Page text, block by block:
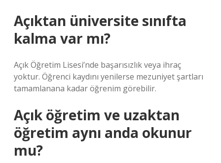
Açıktan üniversite sınıfta
kalma var mı?
Açık Öğretim Lisesi’nde başarısızlık veya ihraç
yoktur. Öğrenci kaydını yenilerse mezuniyet şartları
tamamlanana kadar öğrenim görebilir.
Açık öğretim ve uzaktan
öğretim aynı anda okunur
mu?